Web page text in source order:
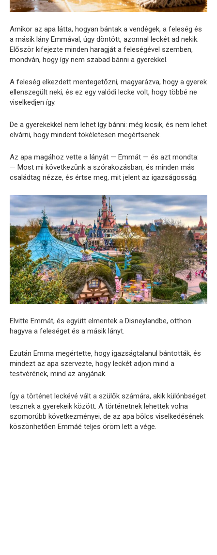
Amikor az apa látta, hogyan bántak a vendégek, a feleség és
a másik lány Emmával, úgy döntött, azonnal leckét ad nekik.
Először kifejezte minden haragját a feleségével szemben,
mondván, hogy így nem szabad bánni a gyerekkel.
A feleség elkezdett mentegetőzni, magyarázva, hogy a gyerek
ellenszegült neki, és ez egy valódi lecke volt, hogy többé ne
viselkedjen így.
De a gyerekekkel nem lehet így bánni: még kicsik, és nem lehet
elvárni, hogy mindent tökéletesen megértsenek.
Az apa magához vette a lányát — Emmát — és azt mondta:
— Most mi következünk a szórakozásban, és minden más
családtag nézze, és értse meg, mit jelent az igazságosság.
Elvitte Emmát, és együtt elmentek a Disneylandbe, otthon
hagyva a feleséget és a másik lányt.
Ezután Emma megértette, hogy igazságtalanul bántották, és
mindezt az apa szervezte, hogy leckét adjon mind a
testvérének, mind az anyjának.
Így a történet leckévé vált a szülők számára, akik különbséget
tesznek a gyerekeik között. A történetnek lehettek volna
szomorúbb következményei, de az apa bölcs viselkedésének
köszönhetően Emmáé teljes öröm lett a vége.